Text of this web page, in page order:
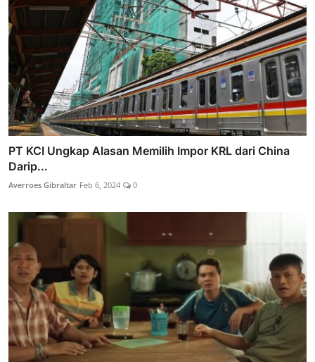
PT KCI Ungkap Alasan Memilih Impor KRL dari China
Darip...
Averroes Gibraltar Feb 6, 2024 0